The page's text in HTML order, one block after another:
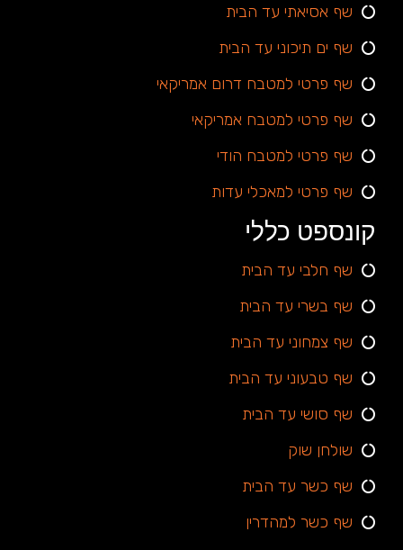
שף אסיאתי עד הבית
שף ים תיכוני עד הבית
שף פרטי למטבח דרום אמריקאי
שף פרטי למטבח אמריקאי
שף פרטי למטבח הודי
שף פרטי למאכלי עדות
קונספט כללי
שף חלבי עד הבית
שף בשרי עד הבית
שף צמחוני עד הבית
שף טבעוני עד הבית
שף סושי עד הבית
שולחן שוק
שף כשר עד הבית
שף כשר למהדרין